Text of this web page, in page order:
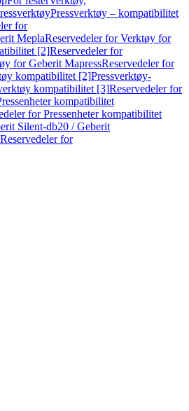
Pressverktøy – kompatibilitet
for
MeplaReservedeler for Verktøy for
[2]Reservedeler for
for Geberit MapressReservedeler for
kompatibilitet [2]Pressverktøy-
kompatibilitet [3]Reservedeler for
kompatibilitet
for Pressenheter kompatibilitet
Silent-db20 / Geberit
Reservedeler for